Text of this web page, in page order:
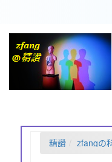
精讚
zfangの